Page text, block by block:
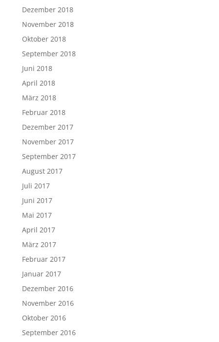
Dezember 2018
November 2018
Oktober 2018
September 2018
Juni 2018
April 2018
März 2018
Februar 2018
Dezember 2017
November 2017
September 2017
August 2017
Juli 2017
Juni 2017
Mai 2017
April 2017
März 2017
Februar 2017
Januar 2017
Dezember 2016
November 2016
Oktober 2016
September 2016